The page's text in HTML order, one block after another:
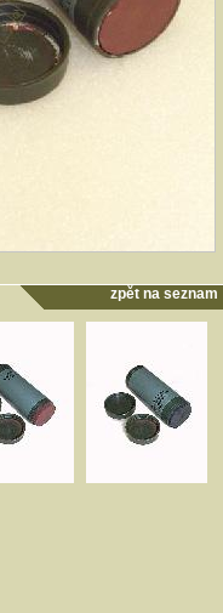
zpět na seznam